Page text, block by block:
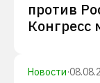
против
Конгресс
Новости·